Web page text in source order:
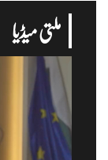
ملتی میڈیا